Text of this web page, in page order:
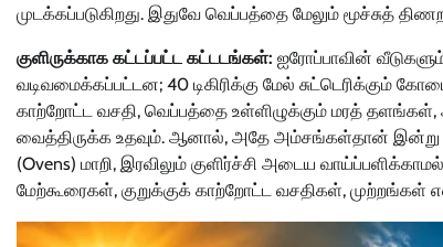
முடக்கப்படுகிறது. இதுவே வெப்பத்தை மேலும் மூச்சுத்
குளிருக்காக கட்டப்பட்ட கட்டடங்கள்: ஐரோப்பாவின்
வடிவமைக்கப்பட்டன; 40 டிகிரிக்கு மேல் சுட்டெரிக்கும்
காற்றோட்ட வசதி, வெப்பத்தை உள்ளிழுக்கும் மரத்
வைத்திருக்க உதவும். ஆனால், அதே அம்சங்கள்தான்
(Ovens) மாறி, இரவிலும் குளிர்ச்சி அடைய
மேற்கூரைகள், குறுக்குக் காற்றோட்ட வசதிகள்,